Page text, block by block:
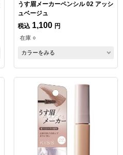
うす眉メーカーペンシル 02 アッシ
ュベージュ
税込 1,100 円
在庫 ○
カラーをみる